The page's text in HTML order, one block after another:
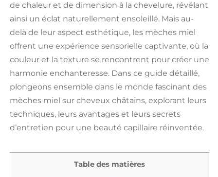
de chaleur et de dimension à la chevelure, révélant
ainsi un éclat naturellement ensoleillé. Mais au-
delà de leur aspect esthétique, les mèches miel
offrent une expérience sensorielle captivante, où la
couleur et la texture se rencontrent pour créer une
harmonie enchanteresse. Dans ce guide détaillé,
plongeons ensemble dans le monde fascinant des
mèches miel sur cheveux châtains, explorant leurs
techniques, leurs avantages et leurs secrets
d’entretien pour une beauté capillaire réinventée.
Table des matières